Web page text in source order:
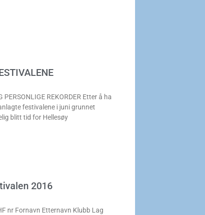
PERSONLIGE REKORDER Etter å ha
festivalene i juni grunnet
blitt tid for Hellesøy
2016
nr Fornavn Etternavn Klubb Lag